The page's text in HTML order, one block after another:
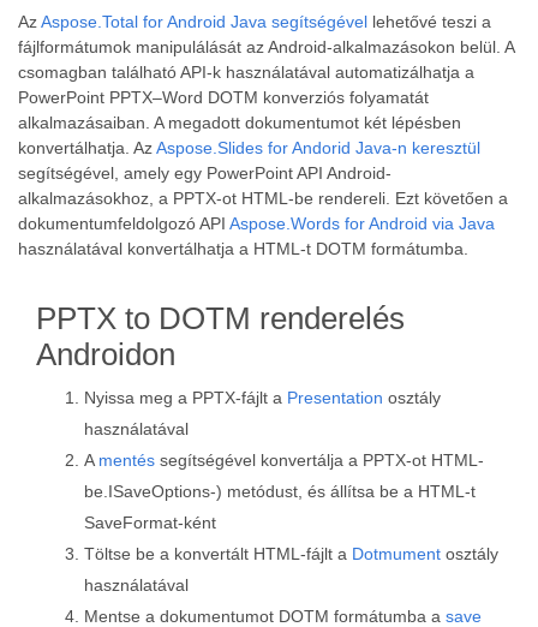
AzAspose.Total for Android Java segítségével lehetővé teszi a
fájlformátumok manipulálását az Android-alkalmazásokon belül. A
csomagban található API-k használatával automatizálhatja a
PowerPoint PPTX–Word DOTM konverziós folyamatát
alkalmazásaiban. A megadott dokumentumot két lépésben
konvertálhatja. AzAspose.Slides for Andorid Java-n keresztül
segítségével, amely egy PowerPoint API Android-
alkalmazásokhoz, a PPTX-ot HTML-be rendereli. Ezt követően a
dokumentumfeldolgozó API Aspose.Words for Android via Java
használatával konvertálhatja a HTML-t DOTM formátumba.
PPTX to DOTM renderelés
Androidon
Nyissa meg a PPTX-fájlt a Presentation osztály
használatával
A mentés segítségével konvertálja a PPTX-ot HTML-
be.ISaveOptions-) metódust, és állítsa be a HTML-t
SaveFormat-ként
Töltse be a konvertált HTML-fájlt a Dotmument osztály
használatával
Mentse a dokumentumot DOTM formátumba a save